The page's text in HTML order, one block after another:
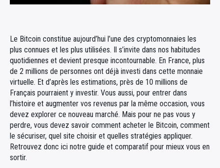
Le Bitcoin constitue aujourd’hui l’une des cryptomonnaies les
plus connues et les plus utilisées. Il s’invite dans nos habitudes
quotidiennes et devient presque incontournable. En France, plus
de 2 millions de personnes ont déjà investi dans cette monnaie
virtuelle. Et d’après les estimations, près de 10 millions de
Français pourraient y investir. Vous aussi, pour entrer dans
l’histoire et augmenter vos revenus par la même occasion, vous
devez explorer ce nouveau marché. Mais pour ne pas vous y
perdre, vous devez savoir comment acheter le Bitcoin, comment
le sécuriser, quel site choisir et quelles stratégies appliquer.
Retrouvez donc ici notre guide et comparatif pour mieux vous en
sortir.